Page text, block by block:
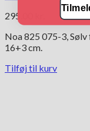
295.00
Noa 825 075-3,
16+3 cm.
Tilføj til kurv